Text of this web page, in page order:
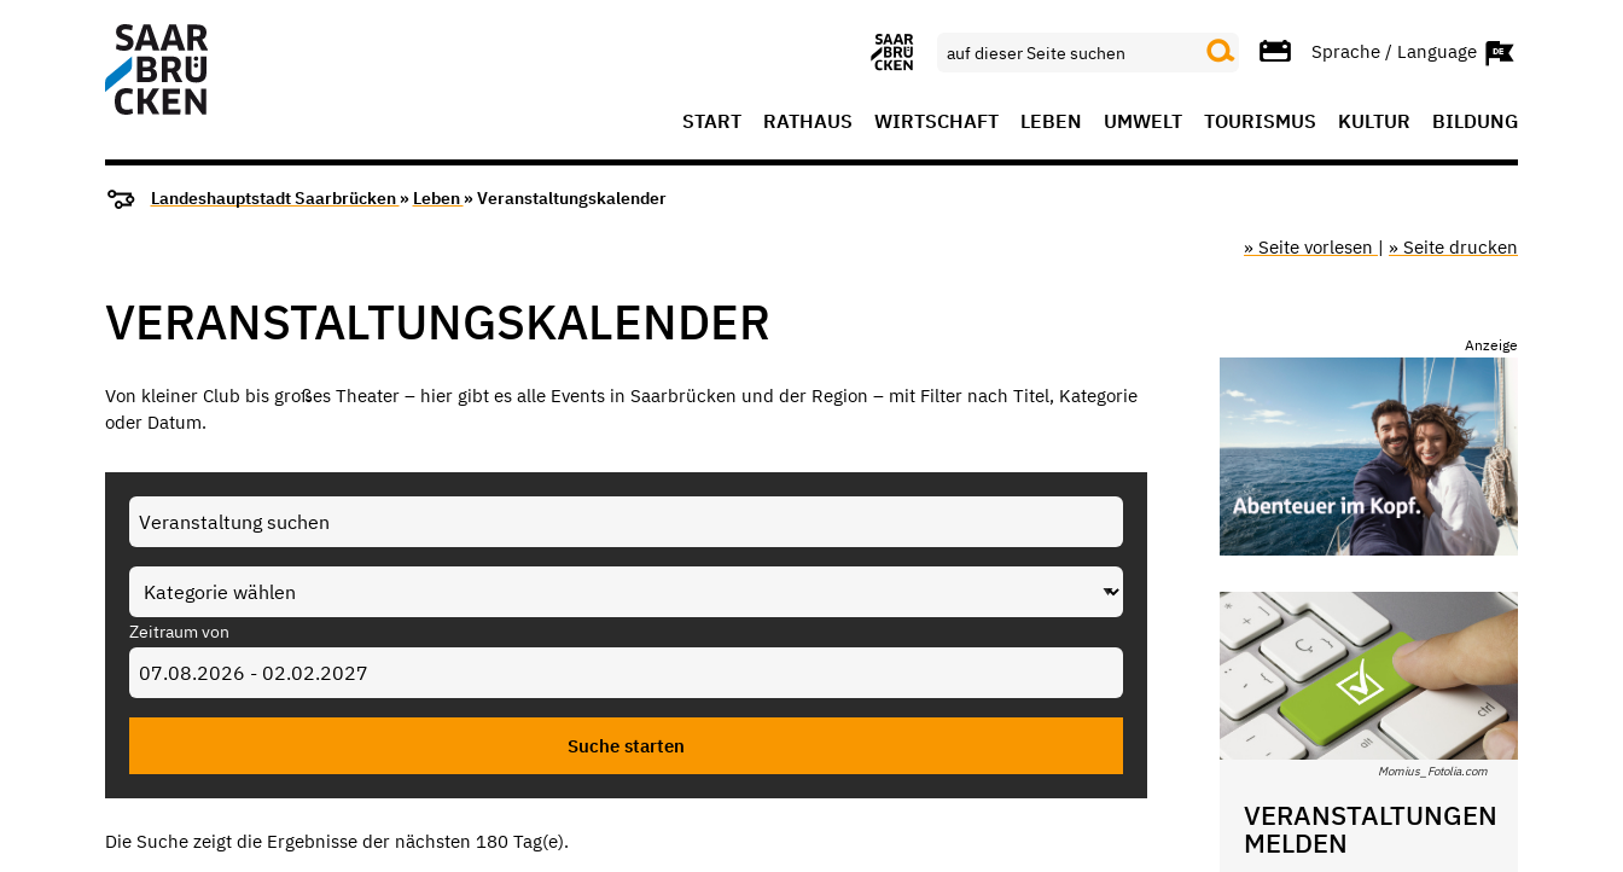
Sprache / Language
START RATHAUS WIRTSCHAFT LEBEN UMWELT TOURISMUS KULTUR BILDUNG
Landeshauptstadt Saarbrücken » Leben » Veranstaltungskalender
» Seite vorlesen | » Seite drucken
VERANSTALTUNGSKALENDER
Von kleiner Club bis großes Theater – hier gibt es alle Events in Saarbrücken und der Region – mit Filter nach Titel, Kategorie
oder Datum.
Zeitraum von
Die Suche zeigt die Ergebnisse der nächsten 180 Tag(e).
Anzeige
Momius_Fotolia.com
VERANSTALTUNGEN
MELDEN